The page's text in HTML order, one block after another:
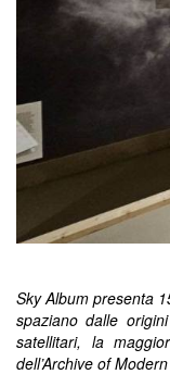
Sky Album presenta
spaziano dalle
satellitari, la
dell’Archive of